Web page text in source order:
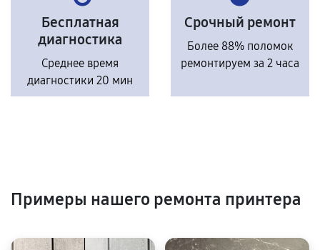
Бесплатная
диагностика
Среднее время
диагностики 20 мин
Срочный ремонт
Более 88% поломок
ремонтируем за 2 часа
Примеры нашего ремонта принтера